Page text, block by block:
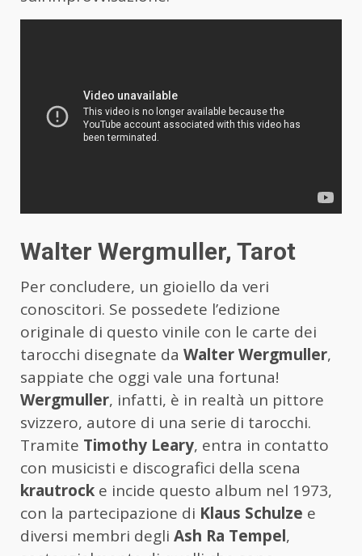
Walter Wergmuller, Tarot
Per concludere, un gioiello da veri
conoscitori. Se possedete l’edizione
originale di questo vinile con le carte dei
tarocchi disegnate da Walter Wergmuller,
sappiate che oggi vale una fortuna!
Wergmuller, infatti, è in realtà un pittore
svizzero, autore di una serie di tarocchi.
Tramite Timothy Leary, entra in contatto
con musicisti e discografici della scena
krautrock e incide questo album nel 1973,
con la partecipazione di Klaus Schulze e
diversi membri degli Ash Ra Tempel,